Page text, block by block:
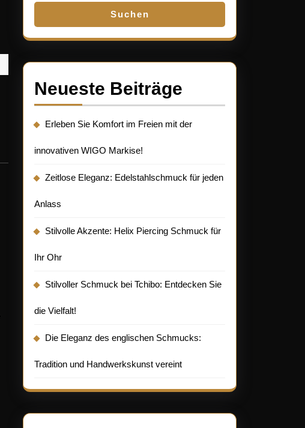
Suchen
Neueste Beiträge
Erleben Sie Komfort im Freien mit der
innovativen WIGO Markise!
Zeitlose Eleganz: Edelstahlschmuck für jeden
Anlass
Stilvolle Akzente: Helix Piercing Schmuck für
Ihr Ohr
Stilvoller Schmuck bei Tchibo: Entdecken Sie
die Vielfalt!
Die Eleganz des englischen Schmucks:
Tradition und Handwerkskunst vereint